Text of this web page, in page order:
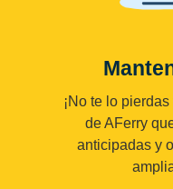
¡No te lo
de AFerry
anticipadas y